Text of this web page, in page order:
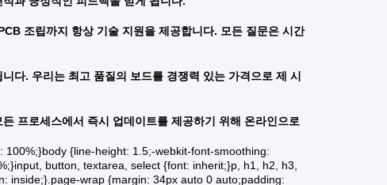
조립까지 항상 기술 지원을 제공합니다. 모든 질문은 시간
다. 우리는 최고 품질의 보드를 경쟁력 있는 가격으로 제 시
프로세스에서 즉시 업데이트를 제공하기 위해 온라인으로
{line-height: 1.5;-webkit-font-smoothing:
button, textarea, select {font: inherit;}p, h1, h2, h3,
inside;}.page-wrap {margin: 34px auto 0 auto;padding: